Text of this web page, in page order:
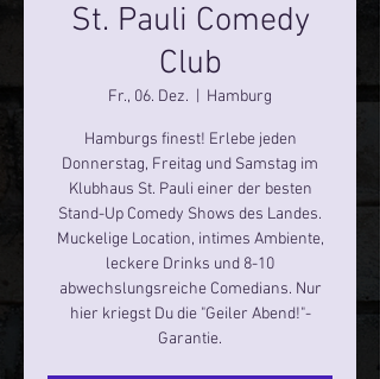
St. Pauli Comedy
Club
Fr., 06. Dez. Hamburg
Hamburgs finest! Erlebe jeden
Donnerstag, Freitag und Samstag im
Klubhaus St. Pauli einer der besten
Stand-Up Comedy Shows des Landes.
Muckelige Location, intimes Ambiente,
leckere Drinks und 8-10
abwechslungsreiche Comedians. Nur
hier kriegst Du die "Geiler Abend!"-
Garantie.